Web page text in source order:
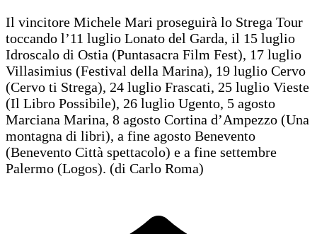
Il vincitore Michele Mari proseguirà lo Strega Tour
toccando l’11 luglio Lonato del Garda, il 15 luglio
Idroscalo di Ostia (Puntasacra Film Fest), 17 luglio
Villasimius (Festival della Marina), 19 luglio Cervo
(Cervo ti Strega), 24 luglio Frascati, 25 luglio Vieste
(Il Libro Possibile), 26 luglio Ugento, 5 agosto
Marciana Marina, 8 agosto Cortina d’Ampezzo (Una
montagna di libri), a fine agosto Benevento
(Benevento Città spettacolo) e a fine settembre
Palermo (Logos). (di Carlo Roma)